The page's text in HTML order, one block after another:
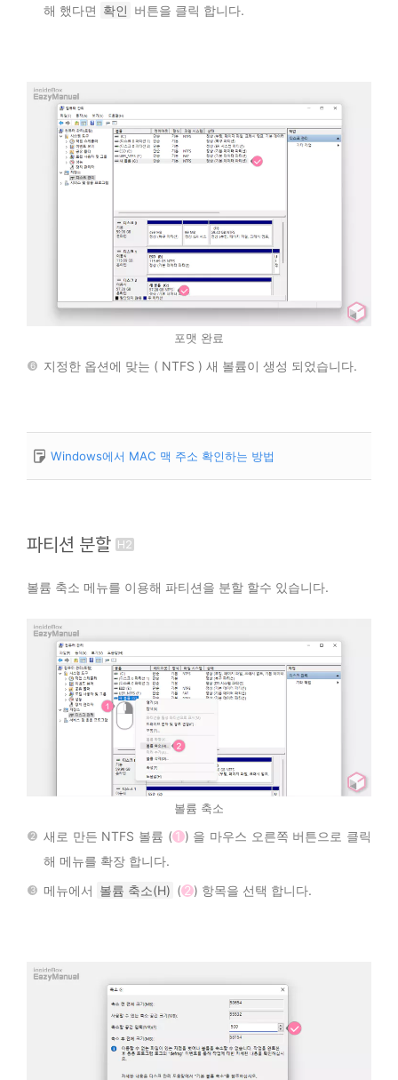
해 했다면 확인 버튼을 클릭 합니다.
포맷 완료
지정한 옵션에 맞는 ( NTFS ) 새 볼륨이 생성 되었습니다.
Windows에서 MAC 맥 주소 확인하는 방법
파티션 분할
볼륨 축소 메뉴를 이용해 파티션을 분할 할수 있습니다.
볼륨 축소
새로 만든 NTFS 볼륨 ( 1 ) 을 마우스 오른쪽 버튼으로 클릭
해 메뉴를 확장 합니다.
메뉴에서 볼륨 축소(H) ( 2 ) 항목을 선택 합니다.